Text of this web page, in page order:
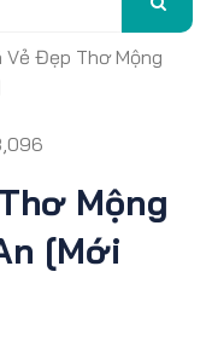
Vẻ Đẹp Thơ Mộng
Mộng
[Mới